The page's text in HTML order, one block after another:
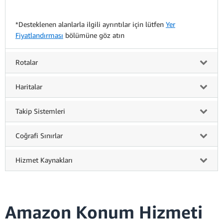
*Desteklenen alanlarla ilgili ayrıntılar için lütfen Yer
Fiyatlandırması bölümüne göz atın
Rotalar
Haritalar
Takip Sistemleri
Coğrafi Sınırlar
Hizmet Kaynakları
Amazon Konum Hizmeti